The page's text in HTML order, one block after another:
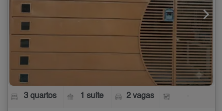
3 quartos 1 suíte 2 vagas